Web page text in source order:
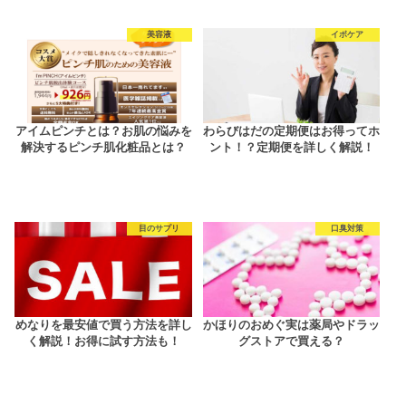
美容液
アイムピンチとは？お肌の悩みを
解決するピンチ肌化粧品とは？
イボケア
わらびはだの定期便はお得ってホ
ント！？定期便を詳しく解説！
目のサプリ
めなりを最安値で買う方法を詳し
く解説！お得に試す方法も！
口臭対策
かほりのおめぐ実は薬局やドラッ
グストアで買える？